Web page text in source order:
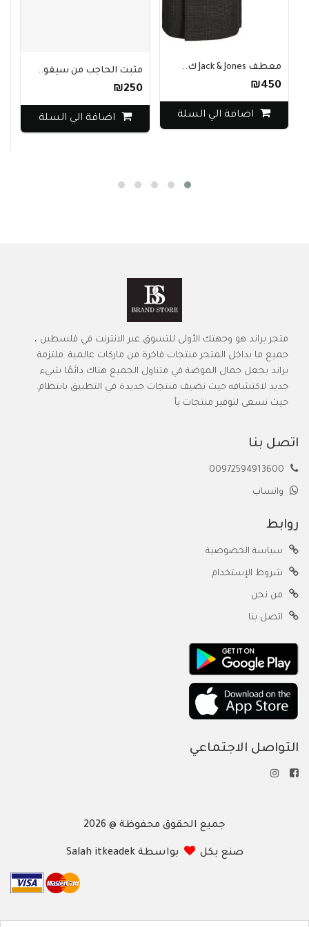
معطف Jack & Jones ك..
₪450
اضافة الي السلة
مثبت الحاجب من سيفو..
₪250
اضافة الي السلة
متجر براند هو وجهتك الأولى للتسوق عبر الانترنت في فلسطين ،
جميع ما بداخل المتجر منتجات فاخرة من ماركات عالمية. ملتزمة
براند بجعل جمال الموضة في متناول الجميع هناك دائمًا شيء
جديد لاكتشافه حيث نضيف منتجات جديدة في التطبيق بانتظام.
حيث نسعى لتوفير منتجات بأ
اتصل بنا
واتساب
روابط
سياسة الخصوصية
شروط الإستخدام
من نحن
اتصل بنا
التواصل الاجتماعي
جميع الحقوق محفوظة @ 2026
صنع بكل بواسطة Salah itkeadek